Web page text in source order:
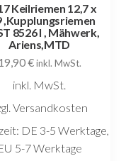
Keilriemen 12,7 x
,Kupplungsriemen
8526 I , Mähwerk,
Ariens,MTD
€ inkl. MwSt.
inkl. MwSt.
Versandkosten
DE 3-5 Werktage,
5-7 Werktage